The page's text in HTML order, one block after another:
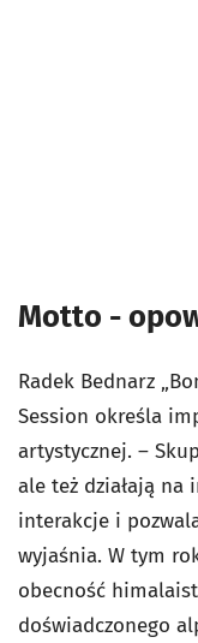
Motto -
Radek Bednarz
Session określa
artystycznej. –
ale też działają na
interakcje i
wyjaśnia. W tym
obecność
doświadczonego